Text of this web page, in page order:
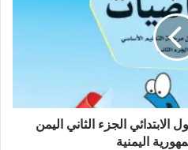
الجزء الثاني اليمن